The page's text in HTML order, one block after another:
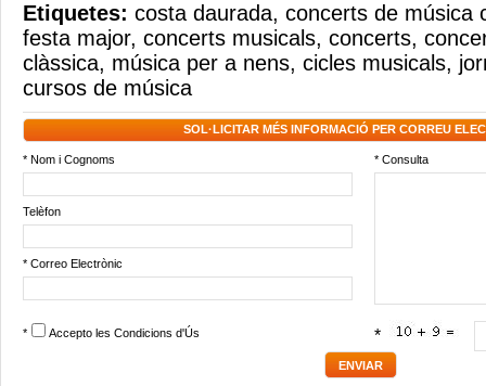
Etiquetes: costa daurada, concerts de música
festa major, concerts musicals, concerts,
clàssica, música per a nens, cicles musicals,
cursos de música
SOL·LICITAR MÉS INFORMACIÓ PER CORREU
* Nom i Cognoms * Consulta
Telèfon
* Correo Electrònic
* Accepto les Condicions d'Ús *